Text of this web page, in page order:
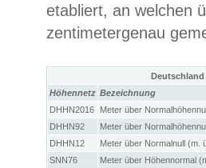
etabliert, an welchen
zentimetergenau
Höhennetz Bezeichnung
DHHN2016
Meter über
DHHN92
Meter über
DHHN12
Meter über Normalnull (m.
SNN76
Meter über Höhennormal